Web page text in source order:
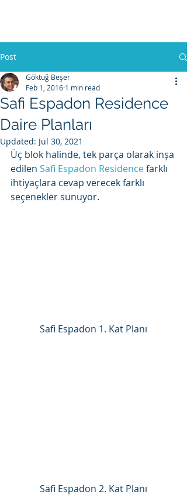
Post
Safi Espadon Residence
Daire Planları
Göktuğ Beşer
Feb 1, 2016 1 min read
Updated: Jul 30, 2021
Üç blok halinde, tek parça olarak inşa
edilen Safi Espadon Residence farklı
ihtiyaçlara cevap verecek farklı
seçenekler sunuyor.
Safi Espadon 1. Kat Planı
Safi Espadon 2. Kat Planı